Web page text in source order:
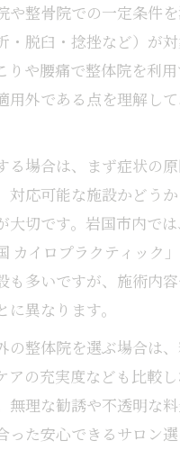
や整骨院での一定条件
・脱臼・捻挫など）が
りや腰痛で整体院を利用
用外である点を理解し
る場合は、まず症状の
対応可能な施設かどう
大切です。岩国市内で
カイロプラクティック
も多いですが、施術内
異なります。
の整体院を選ぶ場合は
アの充実度なども比較
無理な勧誘や不透明な
った安心できるサロン